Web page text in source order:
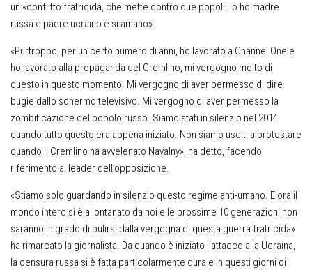
un «conflitto fratricida, che mette contro due popoli. Io ho madre
russa e padre ucraino e si amano».
«Purtroppo, per un certo numero di anni, ho lavorato a Channel One e
ho lavorato alla propaganda del Cremlino, mi vergogno molto di
questo in questo momento. Mi vergogno di aver permesso di dire
bugie dallo schermo televisivo. Mi vergogno di aver permesso la
zombificazione del popolo russo. Siamo stati in silenzio nel 2014
quando tutto questo era appena iniziato. Non siamo usciti a protestare
quando il Cremlino ha avvelenato Navalny», ha detto, facendo
riferimento al leader dell’opposizione.
«Stiamo solo guardando in silenzio questo regime anti-umano. E ora il
mondo intero si è allontanato da noi e le prossime 10 generazioni non
saranno in grado di pulirsi dalla vergogna di questa guerra fratricida»
ha rimarcato la giornalista. Da quando è iniziato l’attacco alla Ucraina,
la censura russa si è fatta particolarmente dura e in questi giorni ci